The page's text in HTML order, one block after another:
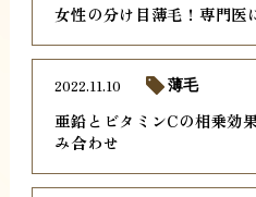
女性の分け目薄毛！専門医
亜鉛とビタミンCの相乗効
み合わせ
2022.11.10 薄毛